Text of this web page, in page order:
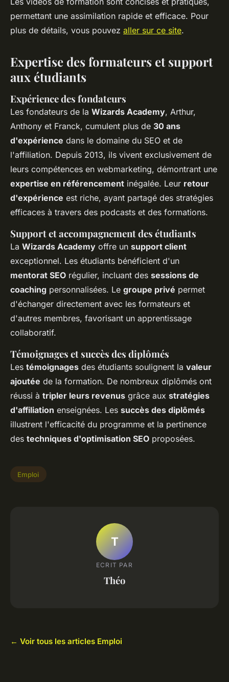
permettant une assimilation rapide et efficace. Pour
plus de détails, vous pouvez aller sur ce site.
Expertise des formateurs et support
aux étudiants
Expérience des fondateurs
Les fondateurs de la Wizards Academy, Arthur,
Anthony et Franck, cumulent plus de 30 ans
d'expérience dans le domaine du SEO et de
l'affiliation. Depuis 2013, ils vivent exclusivement de
leurs compétences en webmarketing, démontrant une
expertise en référencement inégalée. Leur retour
d'expérience est riche, ayant partagé des stratégies
efficaces à travers des podcasts et des formations.
Support et accompagnement des étudiants
La Wizards Academy offre un support client
exceptionnel. Les étudiants bénéficient d'un
mentorat SEO régulier, incluant des sessions de
coaching personnalisées. Le groupe privé permet
d'échanger directement avec les formateurs et
d'autres membres, favorisant un apprentissage
collaboratif.
Témoignages et succès des diplômés
Les témoignages des étudiants soulignent la valeur
ajoutée de la formation. De nombreux diplômés ont
réussi à tripler leurs revenus grâce aux stratégies
d'affiliation enseignées. Les succès des diplômés
illustrent l'efficacité du programme et la pertinence
des techniques d'optimisation SEO proposées.
Emploi
T
ECRIT PAR
Théo
← Voir tous les articles Emploi